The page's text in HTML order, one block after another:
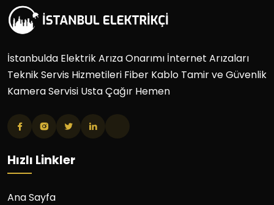
İstanbulda Elektrik Arıza Onarımı İnternet Arızaları
Teknik Servis Hizmetileri Fiber Kablo Tamir ve Güvenlik
Kamera Servisi Usta Çağır Hemen
Hızlı Linkler
Ana Sayfa